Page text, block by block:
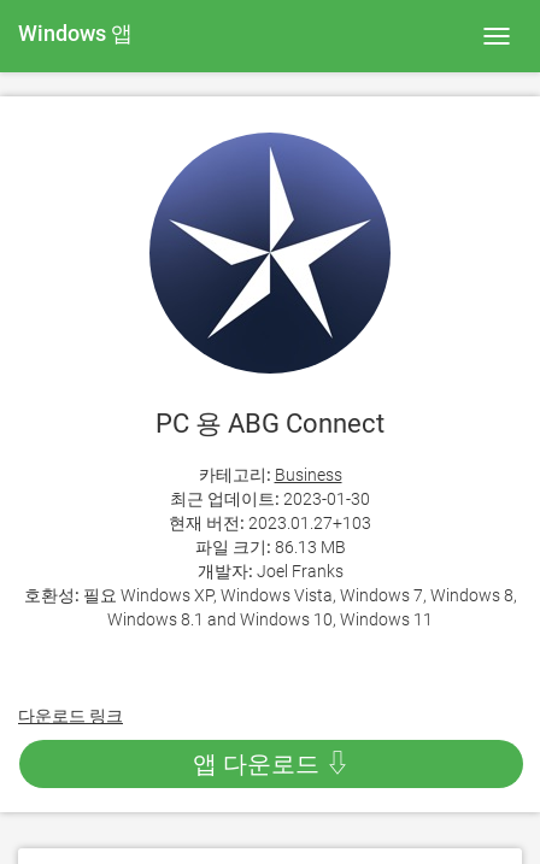
Windows 앱
PC 용 ABG Connect
카테고리: Business
최근 업데이트: 2023-01-30
현재 버전: 2023.01.27+103
파일 크기: 86.13 MB
개발자: Joel Franks
호환성: 필요 Windows XP, Windows Vista, Windows 7, Windows 8,
Windows 8.1 and Windows 10, Windows 11
다운로드 링크
앱 다운로드 ⇩